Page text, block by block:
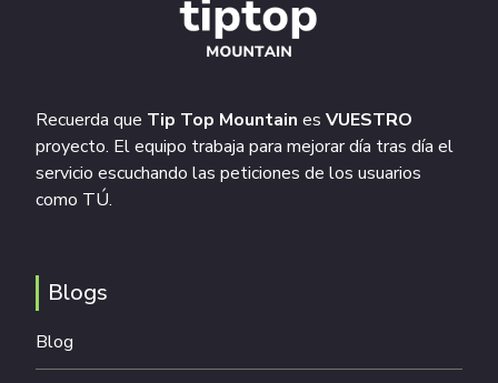
Recuerda que Tip Top Mountain es VUESTRO
proyecto. El equipo trabaja para mejorar día tras día el
servicio escuchando las peticiones de los usuarios
como TÚ.
Blogs
Blog